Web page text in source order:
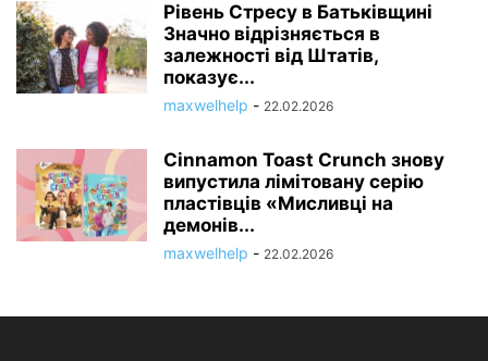
Рівень Стресу в Батьківщині
Значно відрізняється в
залежності від Штатів,
показує...
maxwelhelp - 22.02.2026
Cinnamon Toast Crunch знову
випустила лімітовану серію
пластівців «Мисливці на
демонів...
maxwelhelp - 22.02.2026